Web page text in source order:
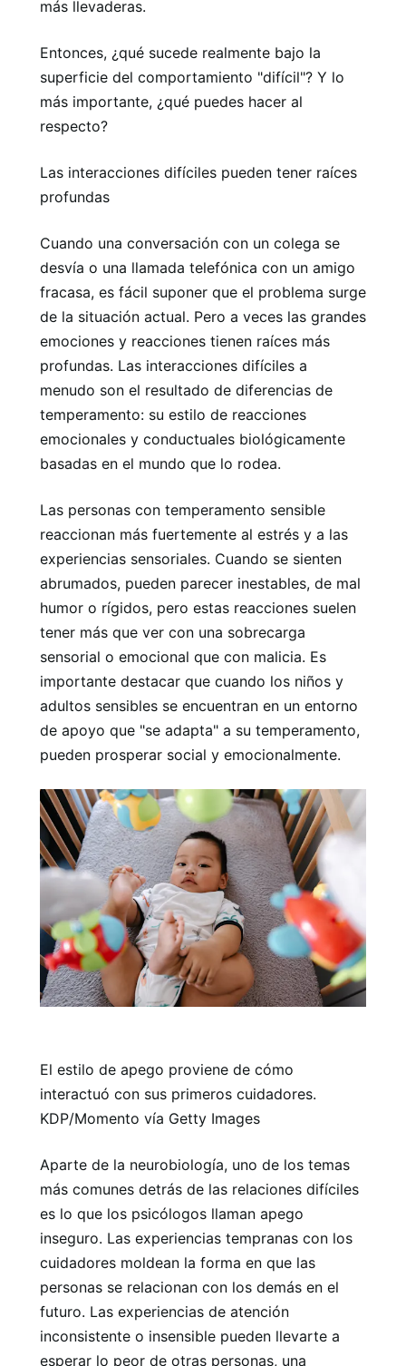
más llevaderas.
Entonces, ¿qué sucede realmente bajo la
superficie del comportamiento "difícil"? Y lo
más importante, ¿qué puedes hacer al
respecto?
Las interacciones difíciles pueden tener raíces
profundas
Cuando una conversación con un colega se
desvía o una llamada telefónica con un amigo
fracasa, es fácil suponer que el problema surge
de la situación actual. Pero a veces las grandes
emociones y reacciones tienen raíces más
profundas. Las interacciones difíciles a
menudo son el resultado de diferencias de
temperamento: su estilo de reacciones
emocionales y conductuales biológicamente
basadas en el mundo que lo rodea.
Las personas con temperamento sensible
reaccionan más fuertemente al estrés y a las
experiencias sensoriales. Cuando se sienten
abrumados, pueden parecer inestables, de mal
humor o rígidos, pero estas reacciones suelen
tener más que ver con una sobrecarga
sensorial o emocional que con malicia. Es
importante destacar que cuando los niños y
adultos sensibles se encuentran en un entorno
de apoyo que "se adapta" a su temperamento,
pueden prosperar social y emocionalmente.
El estilo de apego proviene de cómo
interactuó con sus primeros cuidadores.
KDP/Momento vía Getty Images
Aparte de la neurobiología, uno de los temas
más comunes detrás de las relaciones difíciles
es lo que los psicólogos llaman apego
inseguro. Las experiencias tempranas con los
cuidadores moldean la forma en que las
personas se relacionan con los demás en el
futuro. Las experiencias de atención
inconsistente o insensible pueden llevarte a
esperar lo peor de otras personas, una